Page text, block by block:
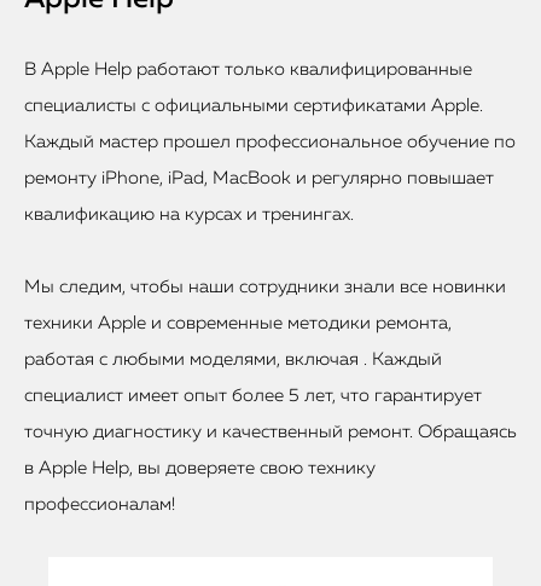
В Apple Help работают только квалифицированные
специалисты с официальными сертификатами Apple.
Каждый мастер прошел профессиональное обучение по
ремонту iPhone, iPad, MacBook и регулярно повышает
квалификацию на курсах и тренингах.
Мы следим, чтобы наши сотрудники знали все новинки
техники Apple и современные методики ремонта,
работая с любыми моделями, включая . Каждый
специалист имеет опыт более 5 лет, что гарантирует
точную диагностику и качественный ремонт. Обращаясь
в Apple Help, вы доверяете свою технику
профессионалам!